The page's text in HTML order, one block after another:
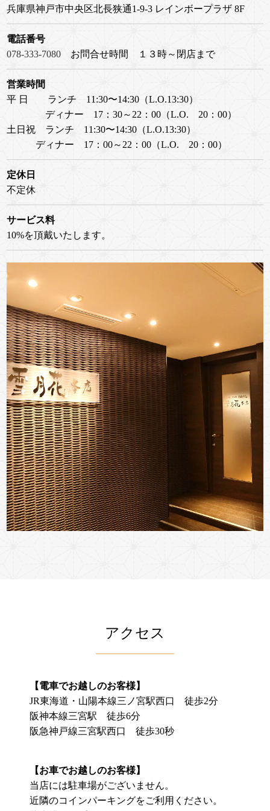
兵庫県神戸市中央区北長狭通1-9-3 レインボープラザ 8F
電話番号
078-333-7080 お問合せ時間 １３時～閉店まで
営業時間
平 日 ランチ 11:30〜14:30（L.O.13:30）
ディナー 17：30～22：00（L.O. 20：00）
土日祝 ランチ 11:30〜14:30（L.O.13:30）
ディナー 17：00～22：00（L.O. 20：00）
定休日
不定休
サービス料
10%を頂戴いたします。
アクセス
【電車でお越しのお客様】
JR東海道・山陽本線三ノ宮駅西口 徒歩2分
阪神本線三宮駅 徒歩6分
阪急神戸線三宮駅西口 徒歩30秒
【お車でお越しのお客様】
当店には駐車場がございません。
近隣のコインパーキングをご利用ください。